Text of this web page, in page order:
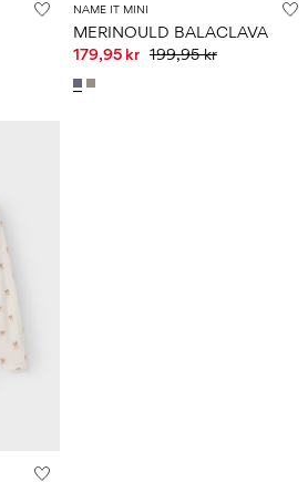
NAME IT MINI
MERINOULD BALACLAVA
179,95 kr 199,95 kr